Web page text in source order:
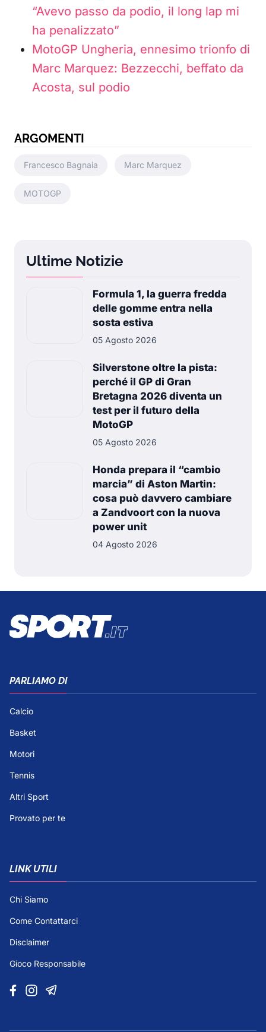
“Avevo passo da podio, il long lap mi
ha penalizzato”
MotoGP Ungheria, ennesimo trionfo di
Marc Marquez: Bezzecchi, beffato da
Acosta, sul podio
ARGOMENTI
Francesco Bagnaia Marc Marquez
MOTOGP
Ultime Notizie
Formula 1, la guerra fredda
delle gomme entra nella
sosta estiva
05 Agosto 2026
Silverstone oltre la pista:
perché il GP di Gran
Bretagna 2026 diventa un
test per il futuro della
MotoGP
05 Agosto 2026
Honda prepara il “cambio
marcia” di Aston Martin:
cosa può davvero cambiare
a Zandvoort con la nuova
power unit
04 Agosto 2026
PARLIAMO DI
Calcio
Basket
Motori
Tennis
Altri Sport
Provato per te
LINK UTILI
Chi Siamo
Come Contattarci
Disclaimer
Gioco Responsabile